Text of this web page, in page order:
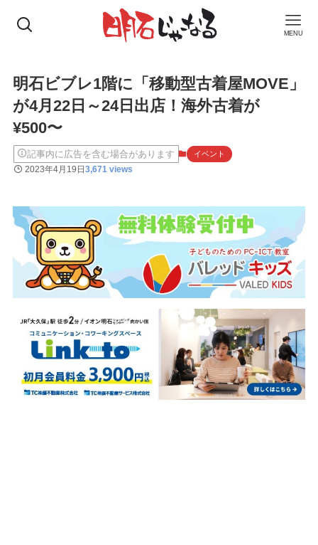
MENU
明石ビブレ1階に「移動型古着屋MOVE」
が4月22日～24日出店！海外古着が
¥500〜
記事内に広告を含む場合があります イベント
2023年4月19日3,671 views